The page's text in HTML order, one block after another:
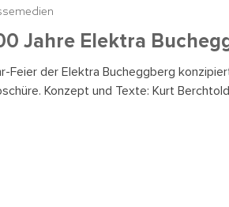
Jahre Elektra
Feier der Elektra Bucheggberg
Konzept und Texte: Kurt